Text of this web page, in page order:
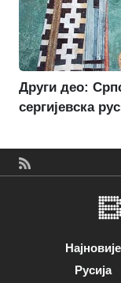
Други део:
сергијевска
Најновије
Русија